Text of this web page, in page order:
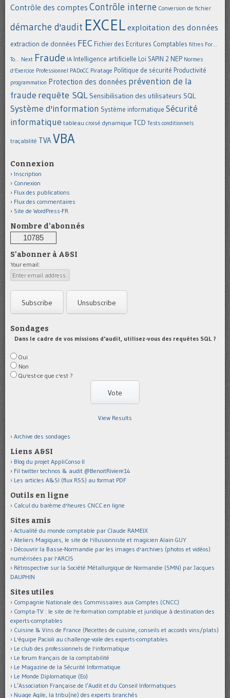
Contrôle des comptes Contrôle interne Conversion de fichier
démarche d'audit EXCEL exploitation des données
extraction de données FEC Fichier des Ecritures Comptables filtres For...
To... Next Fraude IA Intelligence artificielle Loi SAPIN 2 NEP Normes
d'Exercice Professionnel PADoCC Piratage Politique de sécurité Productivité
programmation Protection des données prévention de la
fraude requête SQL Sensibilisation des utilisateurs SQL
Système d'information Système informatique Sécurité
informatique tableau croisé dynamique TCD Tests conditionnels
traçabilité TVAVBA
Connexion
Inscription
Connexion
Flux des publications
Flux des commentaires
Site de WordPress-FR
Nombre d'abonnés
10785
S'abonner à A&SI
Your email:
Sondages
Dans le cadre de vos missions d'audit, utilisez-vous des requêtes SQL ?
Oui
Non
Qu'est-ce que c'est ?
View Results
Archive des sondages
Liens A&SI
Blog du projet AppliConso II
Fil twitter technos & audit @BenoitRiviere14
Les articles A&SI (flux RSS) au format PDF
Outils en ligne
Calcul du barème d'heures CNCC en ligne
Sites amis
Actualité du monde comptable par Claude RAMEIX
Ateliers Magiques, le site de l'illusionniste et magicien Alain GUY
Découvrir la Basse-Normandie par les images d'archives (photos et vidéos)
numérisées par l'ARCIS
Rétrospective sur la Société Métallurgique de Normandie (SMN) par Jacques
DAUPHIN
Sites utiles
Compagnie Nationale des Commissaires aux Comptes (CNCC)
Compta-TV : le site de l'e-formation comptable et juridique à destination des
experts-comptables
Cuisine & Vins de France (Recettes de cuisine, conseils et accords vins/plats)
L'équipe Pacioli au challenge-voile des experts-comptables
Le club des professionnels de l'informatique
Le forum français de la comptabilité
Le Magazine de la Sécurité Informatique
Le Monde Diplomatique (Eo)
L’Association Française de l’Audit et du Conseil Informatiques
Nuage Agile, la tribu(ne) des experts branchés